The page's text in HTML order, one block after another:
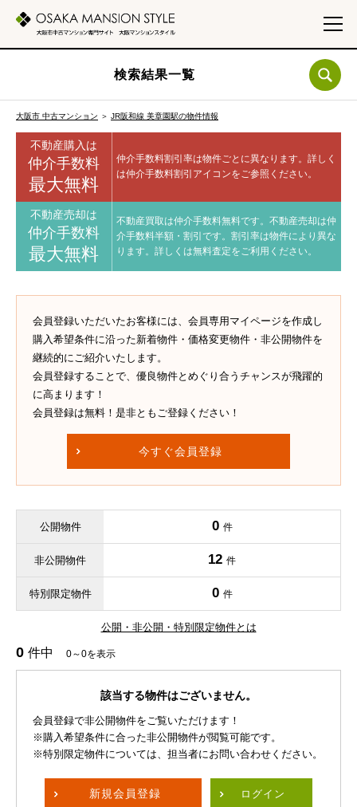
検索結果一覧
大阪市 中古マンション ＞ JR阪和線 美章園駅の物件情報
不動産購入は
仲介手数料
最大無料
仲介手数料割引率は物件ごとに異なります。 詳しく
は仲介手数料割引アイコンをご参照ください。
不動産売却は
仲介手数料
最大無料
不動産買取は仲介手数料無料です。 不動産売却は仲
介手数料半額・割引です。 割引率は物件により異な
ります。 詳しくは無料査定をご利用ください。
会員登録いただいたお客様には、会員専用マイページを作成し
購入希望条件に沿った新着物件・価格変更物件・非公開物件を
継続的にご紹介いたします。
会員登録することで、優良物件とめぐり合うチャンスが飛躍的
に高まります！
会員登録は無料！是非ともご登録ください！
今すぐ会員登録
公開物件 0 件
非公開物件 12 件
特別限定物件 0 件
公開・非公開・特別限定物件とは
0 件中 0～0を表示
該当する物件はございません。
会員登録で非公開物件をご覧いただけます！
※購入希望条件に合った非公開物件が閲覧可能です。
※特別限定物件については、担当者にお問い合わせください。
新規会員登録 ログイン